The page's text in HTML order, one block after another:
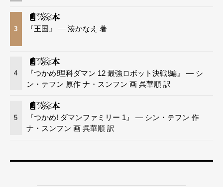
3 『王国』 — 湊かなえ 著
4
『つかめ!理科ダマン 12 最強ロボット決戦!編』 — シ
ン・テフン 原作 ナ・スンフン 画 呉華順 訳
5
『つかめ! ダマンファミリー 1』 — シン・テフン 作
ナ・スンフン 画 呉華順 訳